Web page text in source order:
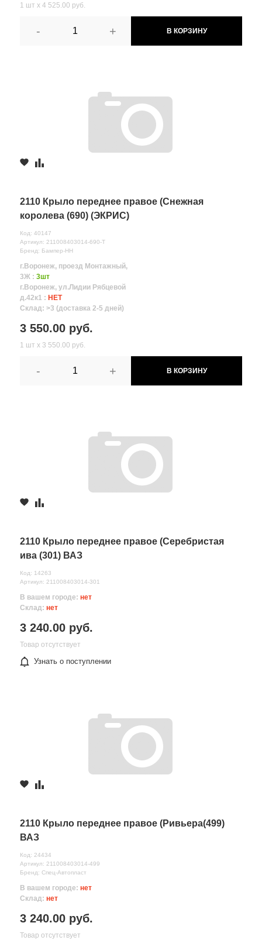
1 шт х 4 525.00 руб.
- + В КОРЗИНУ
2110 Крыло переднее правое (Снежная
королева (690) (ЭКРИС)
Код: 40147
Артикул: 211008403014-690-T
Бренд: Бампер-НН
г.Воронеж, проезд Монтажный,
3Ж : 3шт
г.Воронеж, ул.Лидии Рябцевой
д.42к1 : НЕТ
Склад: >3 (доставка 2-5 дней)
3 550.00 руб.
1 шт х 3 550.00 руб.
- + В КОРЗИНУ
2110 Крыло переднее правое (Серебристая
ива (301) ВАЗ
Код: 14263
Артикул: 211008403014-301
В вашем городе: нет
Склад: нет
3 240.00 руб.
Товар отсутствует
Узнать о поступлении
2110 Крыло переднее правое (Ривьера(499)
ВАЗ
Код: 24434
Артикул: 211008403014-499
Бренд: Спец-Автопласт
В вашем городе: нет
Склад: нет
3 240.00 руб.
Товар отсутствует